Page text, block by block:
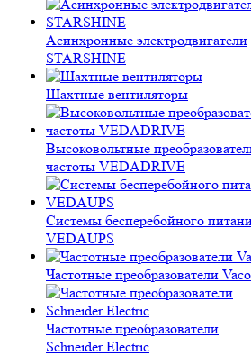
Асинхронные электродвигатели
STARSHINE
Шахтные вентиляторы
Высоковольтные
частоты VEDADRIVE
Системы бесперебойного
VEDAUPS
Частотные преобразователи
Частотные преобразователи
Schneider Electric